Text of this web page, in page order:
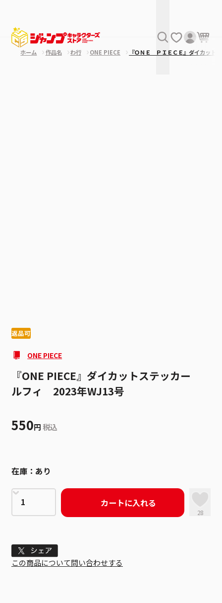
ホーム 作品名 わ行 ONE PIECE 『ＯＮＥ ＰＩＥＣＥ』ダイカッ
返品可
ONE PIECE
『ONE PIECE』ダイカットステッカー
ルフィ 2023年WJ13号
550円 税込
在庫： あり
カートに入れる
28
Tweet
この商品について問い合わせする